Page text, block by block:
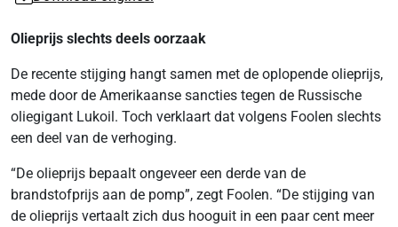
Olieprijs slechts deels oorzaak
De recente stijging hangt samen met de oplopende olieprijs,
mede door de Amerikaanse sancties tegen de Russische
oliegigant Lukoil. Toch verklaart dat volgens Foolen slechts
een deel van de verhoging.
“De olieprijs bepaalt ongeveer een derde van de
brandstofprijs aan de pomp”, zegt Foolen. “De stijging van
de olieprijs vertaalt zich dus hooguit in een paar cent meer